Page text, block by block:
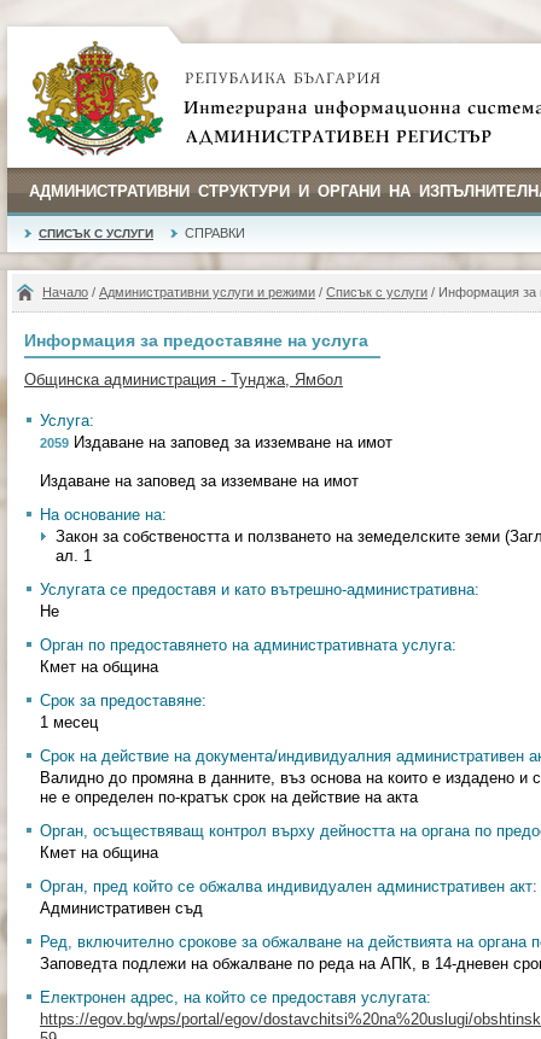
АДМИНИСТРАТИВНИ СТРУКТУРИ И ОРГАНИ НА
СПИСЪК С УСЛУГИ СПРАВКИ
Начало / Административни услуги и режими / Списък с услуги / Информация за
Информация за предоставяне на услуга
Общинска администрация - Тунджа, Ямбол
Услуга:
2059 Издаване на заповед за изземване на имот
Издаване на заповед за изземване на имот
На основание на:
Закон за собствеността и ползването на земеделските земи
ал. 1
Услугата се предоставя и като вътрешно-административна:
Не
Орган по предоставянето на административната услуга:
Кмет на община
Срок за предоставяне:
1 месец
Срок на действие на документа/индивидуалния административен
Валидно до промяна в данните, въз основа на които е издадено и
не е определен по-кратък срок на действие на акта
Орган, осъществяващ контрол върху дейността на органа по
Кмет на община
Орган, пред който се обжалва индивидуален административен акт:
Административен съд
Ред, включително срокове за обжалване на действията на органа
Заповедта подлежи на обжалване по реда на АПК, в 14-дневен
Електронен адрес, на който се предоставя услугата:
https://egov.bg/wps/portal/egov/dostavchitsi%20na%20uslugi/